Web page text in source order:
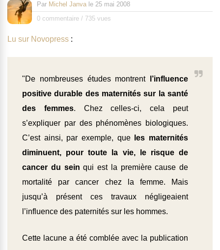
Par Michel Janva le 25 mai 2008
0 commentaire / 735 vues
Lu sur Novopress :
"De nombreuses études montrent
l’influence
positive durable des maternités sur la santé
des femmes. Chez celles-ci, cela peut
s’expliquer par des phénomènes biologiques.
C’est ainsi, par exemple, que
les maternités
diminuent, pour toute la vie, le risque de
cancer du seinqui est la première cause de
mortalité par cancer chez la femme. Mais
jusqu’à présent ces travaux négligeaient
l’influence des paternités sur les hommes.
Cette lacune a été comblée avec la publication